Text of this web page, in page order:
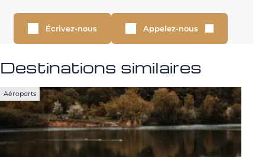
Écrivez-nous Appelez-nous
Destinations similaires
Aéroports